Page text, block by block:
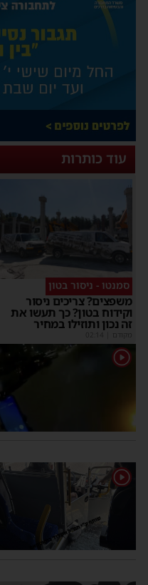
עוד כותרות
סמנטו - ניסור בטון
משפצים? צריכים ניסור
וקידוח בטון? כך תעשו את
זה נכון ותוזילו במחיר
מקודם
1
1